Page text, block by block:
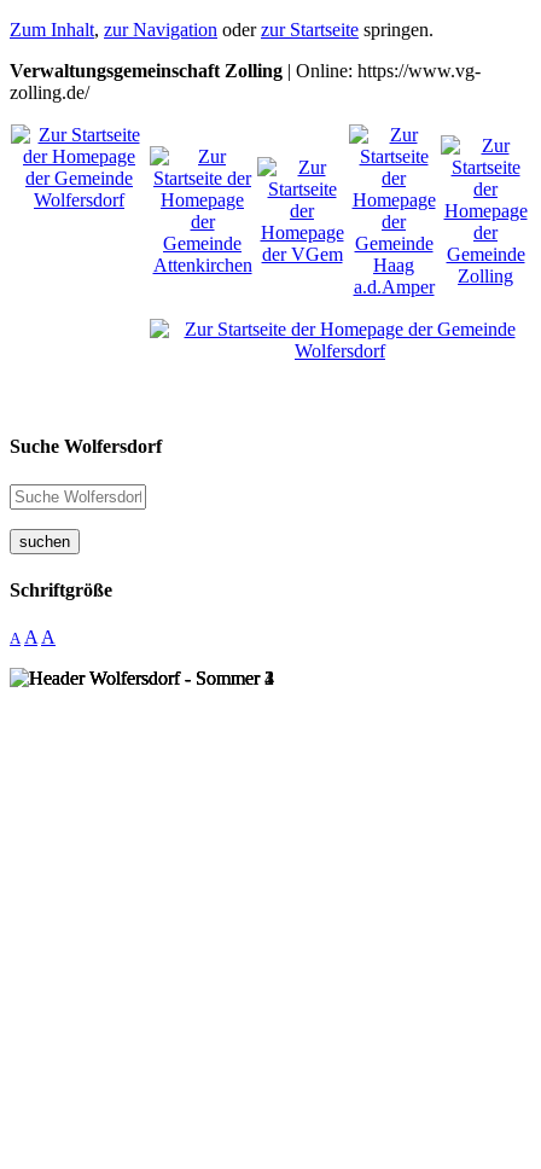
Zum Inhalt, zur Navigation oderzur Startseite springen.
Verwaltungsgemeinschaft Zolling | Online: https://www.vg-
zolling.de/
Suche Wolfersdorf
suchen
Schriftgröße
A A A